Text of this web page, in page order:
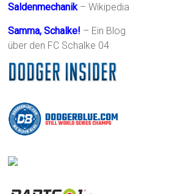
Saldenmechanik– Wikipedia
Samma, Schalke! – Ein Blog
über den FC Schalke 04